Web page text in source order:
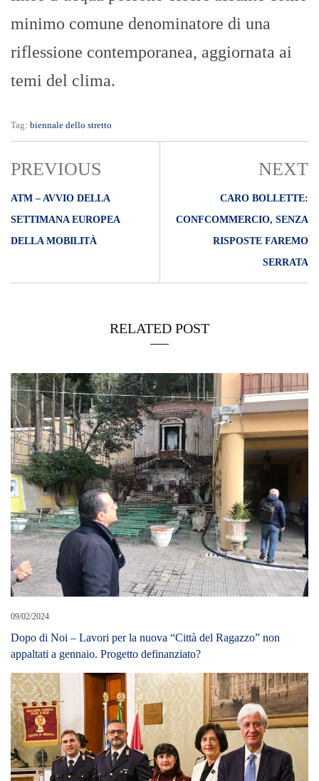
minimo comune denominatore di una
riflessione contemporanea, aggiornata ai
temi del clima.
Tag: biennale dello stretto
PREVIOUS
ATM – AVVIO DELLA
SETTIMANA EUROPEA
DELLA MOBILITÀ
NEXT
CARO BOLLETTE:
CONFCOMMERCIO, SENZA
RISPOSTE FAREMO
SERRATA
RELATED POST
09/02/2024
Dopo di Noi – Lavori per la nuova “Città del Ragazzo” non
appaltati a gennaio. Progetto definanziato?